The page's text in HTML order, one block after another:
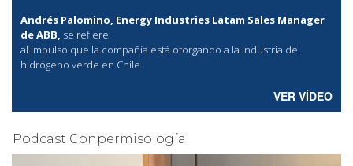
Andrés Palomino, Energy Industries Latam Sales Manager
de ABB, se refiere
al impulso que la compañía está otorgando a la industria del
hidrógeno verde en Chile
VER VÍDEO
Podcast Conpermisología